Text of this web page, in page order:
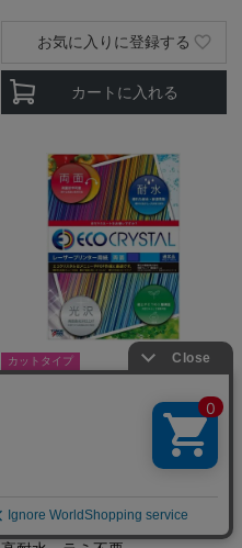
カートに入れる
お気に入りに登録する
カットタイプ
レーザープリンター用耐水紙 エ
コクリスタル 230g/m2 A3 250
税込
会員特別価格 ¥30,261税込